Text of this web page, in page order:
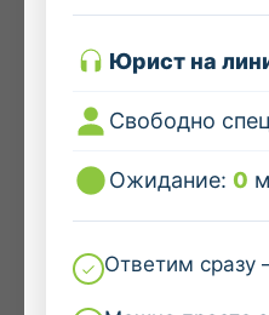
Юрист на
Свободно
Ожидание: 0
Ответим сразу